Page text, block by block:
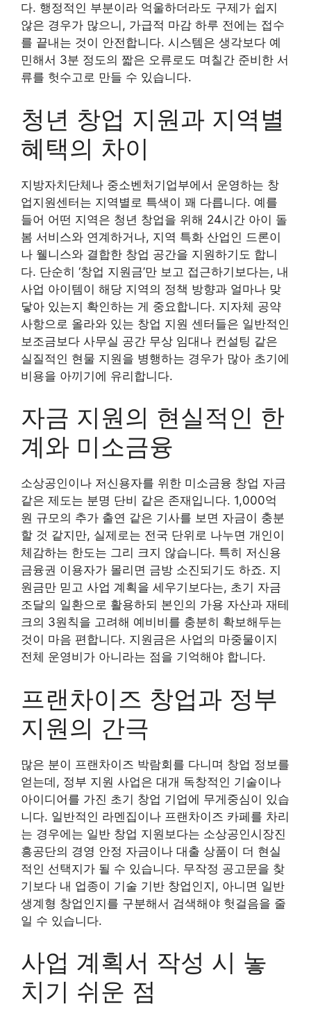
다. 행정적인 부분이라 억울하더라도 구제가 쉽지
않은 경우가 많으니, 가급적 마감 하루 전에는 접수
를 끝내는 것이 안전합니다. 시스템은 생각보다 예
민해서 3분 정도의 짧은 오류로도 며칠간 준비한 서
류를 헛수고로 만들 수 있습니다.
청년 창업 지원과 지역별
혜택의 차이
지방자치단체나 중소벤처기업부에서 운영하는 창
업지원센터는 지역별로 특색이 꽤 다릅니다. 예를
들어 어떤 지역은 청년 창업을 위해 24시간 아이 돌
봄 서비스와 연계하거나, 지역 특화 산업인 드론이
나 웰니스와 결합한 창업 공간을 지원하기도 합니
다. 단순히 ‘창업 지원금’만 보고 접근하기보다는, 내
사업 아이템이 해당 지역의 정책 방향과 얼마나 맞
닿아 있는지 확인하는 게 중요합니다. 지자체 공약
사항으로 올라와 있는 창업 지원 센터들은 일반적인
보조금보다 사무실 공간 무상 임대나 컨설팅 같은
실질적인 현물 지원을 병행하는 경우가 많아 초기에
비용을 아끼기에 유리합니다.
자금 지원의 현실적인 한
계와 미소금융
소상공인이나 저신용자를 위한 미소금융 창업 자금
같은 제도는 분명 단비 같은 존재입니다. 1,000억
원 규모의 추가 출연 같은 기사를 보면 자금이 충분
할 것 같지만, 실제로는 전국 단위로 나누면 개인이
체감하는 한도는 그리 크지 않습니다. 특히 저신용
금융권 이용자가 몰리면 금방 소진되기도 하죠. 지
원금만 믿고 사업 계획을 세우기보다는, 초기 자금
조달의 일환으로 활용하되 본인의 가용 자산과 재테
크의 3원칙을 고려해 예비비를 충분히 확보해두는
것이 마음 편합니다. 지원금은 사업의 마중물이지
전체 운영비가 아니라는 점을 기억해야 합니다.
프랜차이즈 창업과 정부
지원의 간극
많은 분이 프랜차이즈 박람회를 다니며 창업 정보를
얻는데, 정부 지원 사업은 대개 독창적인 기술이나
아이디어를 가진 초기 창업 기업에 무게중심이 있습
니다. 일반적인 라멘집이나 프랜차이즈 카페를 차리
는 경우에는 일반 창업 지원보다는 소상공인시장진
흥공단의 경영 안정 자금이나 대출 상품이 더 현실
적인 선택지가 될 수 있습니다. 무작정 공고문을 찾
기보다 내 업종이 기술 기반 창업인지, 아니면 일반
생계형 창업인지를 구분해서 검색해야 헛걸음을 줄
일 수 있습니다.
사업 계획서 작성 시 놓
치기 쉬운 점